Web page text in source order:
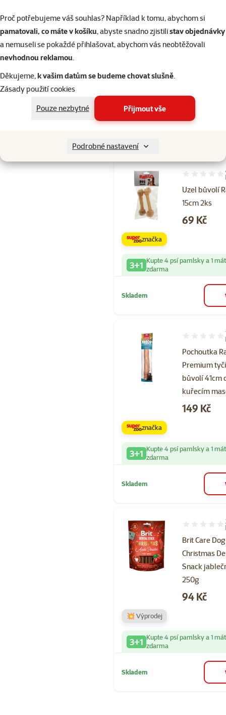
Proč potřebujeme váš souhlas? Například k tomu, abychom si
pamatovali, co máte v košíku, abyste snadno zjistilistav objednávky
a nemuseli se pokaždé přihlašovat, abychom vás neobtěžovali
nevhodnou reklamou.
Děkujeme,k vašim datům se budeme chovat slušně.
Zásady použití cookies
Pouze nezbytné
Přijmout vše
Podrobné nastavení
Tyčinka
kroucená
žvýkací
3+1
Kupte 4 psí pamlsky a 1
zdarma
Uzel bůvolí
15cm 2ks
Hodnocení
Cena
69 Kč
značka
3+1 Kupte 4 psí pamlsky a 1
zdarma
Skladem
Pochoutka
Premium
bůvolí 41cm
kuřecím
Hodnocení
Cena
149 Kč
značka
3+1 Kupte 4 psí pamlsky a 1
zdarma
Skladem
Brit Care Dog
Christmas
Snack
250g
Hodnocení
Cena
94 Kč
💥 Výprodej
3+1 Kupte 4 psí pamlsky a 1
zdarma
Skladem